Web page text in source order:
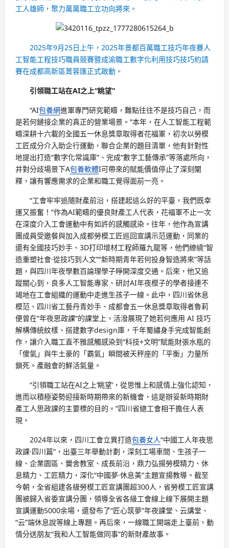
工人雄師，聚力萬萬職工立功向將來。
2025年9月25日上午，2025年景都百萬職工技巧年夜賽人
工智能工程技巧職員競賽暨成渝職工數字化利用技巧技巧約請
賽在成都高新區菁蓉匯正式啟動。
引領職工站在AI之上“眺望”
“AI包養網進軍專門研究範疇，難點往往不是技巧自己，而
是若何鏈接企業的真正的營業場景。”本年，在人工智能工程範
疇深耕十六載的全國五一休息獎章取得者花福軍，初次以勞模
工匠成分介入助企行運動，聯合企業的題目清單，他有針對性
地提出打造“數字化常識庫”、完成“數字工藝傳承”等落處所向，
并對分歧場景下A包養軟體I可帶來的賦能價值停止了深刻闡
釋，讓有響應需求的企業和職工覺得面前一亮。
“工會牢牢追隨財產前沿，搭建起這么好的平臺，我們既幸
運又振奮！”作為AI範疇的優良財產工人代表，花福軍不止一次
在深度介入工會運動中有如許的感觸感染。往年，他作為宣講
團成員受邀餐與加入成都勞模工匠巡回宣講示范運動，同業的
還有全國技巧妙手、3D打印增材工程師羅九龍等，他們繚繞“智
造重塑社會·從技巧到人文”“新時期青年若何投身智造將來”等話
題，與四川年夜學數百論理學子睜開深度交通。后來，他又追
蹤關心到，良多人工智能專家、研討AI年夜模子的學者接連不
竭地在工會組織的運動中走進生孩子一線。此中，四川省休息
模范、四川省工藝丹青妙手、成都會五一休息獎章取得者魯莉
便曾在“年夜思政課”的課堂上，活潑展現了她若何應用 AI 技巧
解構傳統紋樣、搭建數字design庫，千年蜀繡身手完成智能創
作，讓介入職工直不雅感觸感染到“科技+文明”賦能財張水瓶的
「傻氣」與牛土豪的「霸氣」瞬間被天秤座的「平衡」力量所
鎖死。產融會的鮮活氣量。
“引領職工站在AI之上‘眺望’，從思惟上和感情上強化認知，
進而以積極姿勢迎接新時期帶來的新機會，這是辦妥新時期財
產工人思政課的主要標的目的。”四川省總工會相干擔任人表
現。
2024年以來，四川工會立異打造包養女人“中國工人年夜思
政課·四川篇”，出臺三年舉動計劃，深刻工場車間、生孩子一
線、企業園區、黌舍教室、成長前沿，鼎力弘揚勞模精力、休
息精力、工匠精力，深化“中國夢·休息美”主題宣揚教導。截至
今朝，全省組建各級勞模工匠宣講團超300人，省勞模工匠宣講
團被歸入省委宣講分團，領導全省各級工會線上線下展開主題
宣講運動5000余場，還發布了“匠心筑夢”年夜課堂、云講堂、
“云”端休息說等線上專題。再后來，一線職工開端走上臺前，動
情分送朋友“我和人工智能做同事”的新財產故事。